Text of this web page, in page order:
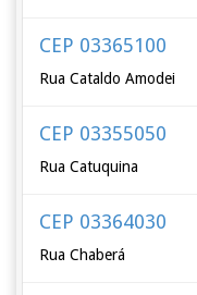
CEP 03365100
Rua Cataldo Amodei
CEP 03355050
Rua Catuquina
CEP 03364030
Rua Chaberá